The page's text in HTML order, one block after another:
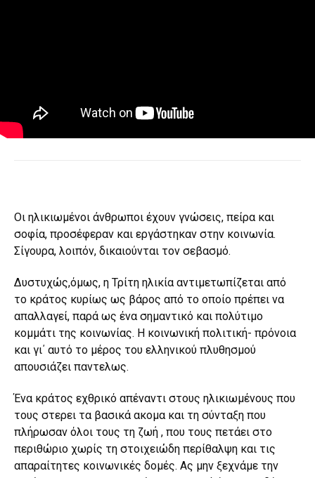
Οι ηλικιωμένοι άνθρωποι έχουν γνώσεις, πείρα και
σοφία, προσέφεραν και εργάστηκαν στην κοινωνία.
Σίγουρα, λοιπόν, δικαιούνται τον σεβασμό.
Δυστυχώς,όμως, η Τρίτη ηλικία αντιμετωπίζεται από
το κράτος κυρίως ως βάρος από το οποίο πρέπει να
απαλλαγεί, παρά ως ένα σημαντικό και πολύτιμο
κομμάτι της κοινωνίας. Η κοινωνική πολιτική- πρόνοια
και γι΄ αυτό το μέρος του ελληνικού πλυθησμού
απουσιάζει παντελως.
Ένα κράτος εχθρικό απέναντι στους ηλικιωμένους που
τους στερει τα βασικά ακομα και τη σύνταξη που
πλήρωσαν όλοι τους τη ζωή , που τους πετάει στο
περιθώριο χωρίς τη στοιχειώδη περίθαλψη και τις
απαραίτητες κοινωνικές δομές. Ας μην ξεχνάμε την